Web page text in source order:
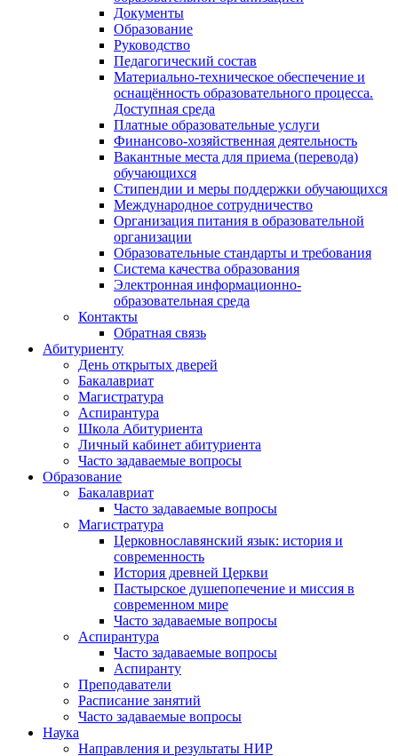
Документы
Образование
Руководство
Педагогический состав
Материально-техническое обеспечение и
оснащённость образовательного процесса.
Доступная среда
Платные образовательные услуги
Финансово-хозяйственная деятельность
Вакантные места для приема (перевода)
обучающихся
Стипендии и меры поддержки обучающихся
Международное сотрудничество
Организация питания в образовательной
организации
Образовательные стандарты и требования
Система качества образования
Электронная информационно-
образовательная среда
Контакты
Обратная связь
Абитуриенту
День открытых дверей
Бакалавриат
Магистратура
Аспирантура
Школа Абитуриента
Личный кабинет абитуриента
Часто задаваемые вопросы
Образование
Бакалавриат
Часто задаваемые вопросы
Магистратура
Церковнославянский язык: история и
современность
История древней Церкви
Пастырское душепопечение и миссия в
современном мире
Часто задаваемые вопросы
Аспирантура
Часто задаваемые вопросы
Аспиранту
Преподаватели
Расписание занятий
Часто задаваемые вопросы
Наука
Направления и результаты НИР